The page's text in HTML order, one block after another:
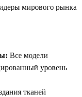
мирового рынка
Все модели
уровень
тканей